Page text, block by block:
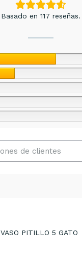
Basado en 117 reseñas.
VASO PITILLO 5 GATO